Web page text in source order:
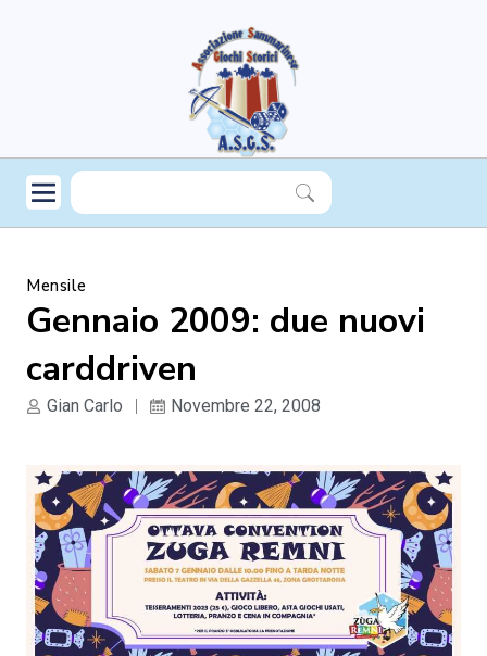
Mensile
Gennaio 2009: due nuovi
carddriven
Gian Carlo Novembre 22, 2008